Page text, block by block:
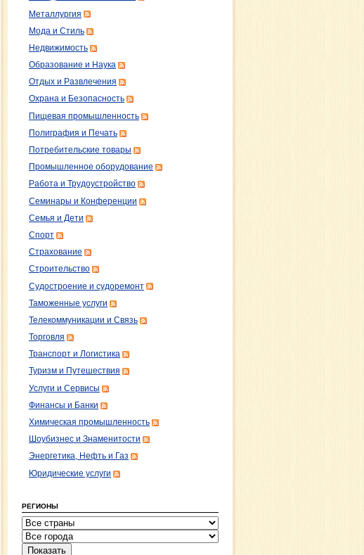
Металлургия
Мода и Стиль
Недвижимость
Образование и Наука
Отдых и Развлечения
Охрана и Безопасность
Пищевая промышленность
Полиграфия и Печать
Потребительские товары
Промышленное оборудование
Работа и Трудоустройство
Семинары и Конференции
Семья и Дети
Спорт
Страхование
Строительство
Судостроение и судоремонт
Таможенные услуги
Телекоммуникации и Связь
Торговля
Транспорт и Логистика
Туризм и Путешествия
Услуги и Сервисы
Финансы и Банки
Химическая промышленность
Шоубизнес и Знаменитости
Энергетика, Нефть и Газ
Юридические услуги
РЕГИОНЫ